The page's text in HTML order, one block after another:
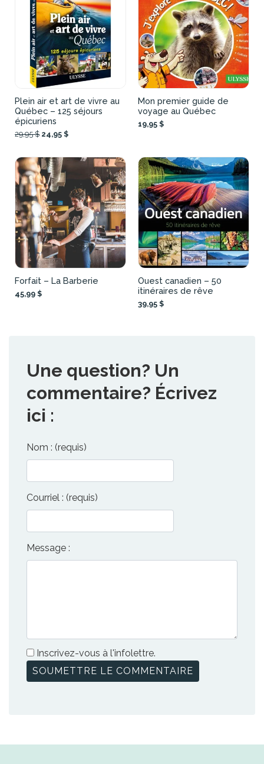
Plein air et art de vivre au
Québec – 125 séjours
épicuriens
29,95 $ 24,95 $
Mon premier guide de
voyage au Québec
19,95 $
Forfait – La Barberie
45,99 $
Ouest canadien – 50
itinéraires de rêve
39,95 $
Une question? Un
commentaire? Écrivez
ici :
Nom : (requis)
Courriel : (requis)
Message :
Inscrivez-vous à l'infolettre.